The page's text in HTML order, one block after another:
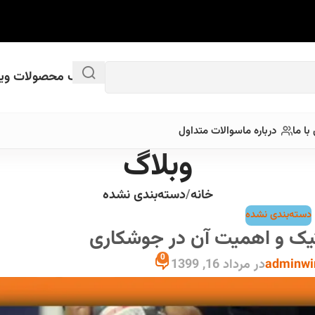
کاتالوگ محصولات
ما درباره ماسوالات متداول
وبلاگ
خانه دسته‌بندی نشده
دسته‌بندی نشده
و اهمیت آن در جوشکاری
در مرداد 16, 1399 0